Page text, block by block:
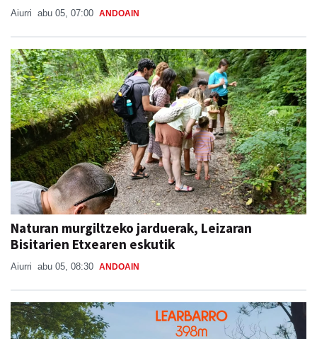
Aiurri abu 05, 07:00 ANDOAIN
Naturan murgiltzeko jarduerak, Leizaran
Bisitarien Etxearen eskutik
Aiurri abu 05, 08:30 ANDOAIN